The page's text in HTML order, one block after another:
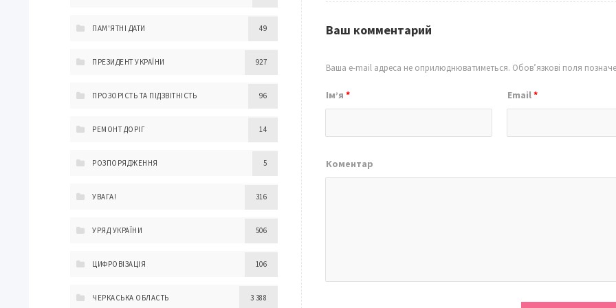
Ваш комментарий
Ваша e-mail адреса не оприлюднюватиметься. Обов’язкові поля
Ім’я* Email*
Коментар
ПАМ'ЯТНІ ДАТИ 49
ПРЕЗИДЕНТ УКРАЇНИ 927
ПРОЗОРІСТЬ ТА ПІДЗВІТНІСТЬ 96
РЕМОНТ ДОРІГ 14
РОЗПОРЯДЖЕННЯ 5
УВАГА! 316
УРЯД УКРАЇНИ 506
ЦИФРОВІЗАЦІЯ 106
ЧЕРКАСЬКА ОБЛАСТЬ 3 388